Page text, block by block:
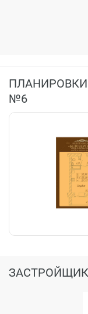
№6
ЗАСТРОЙЩИК